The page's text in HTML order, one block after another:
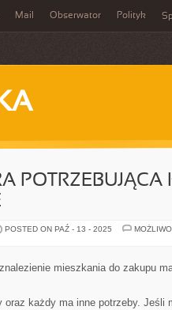
Mail Obserwator Polityk
POTRZEBUJĄCA
POSTED ON PAŹ - 13 - 2025
mieszkania do zakupu
oraz każdy ma inne potrzeby. Jeśli